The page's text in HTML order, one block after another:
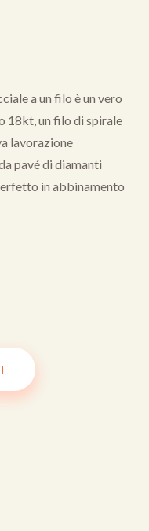
a un filo è un vero
18kt, un filo di spirale
lavorazione
pavé di diamanti
in abbinamento